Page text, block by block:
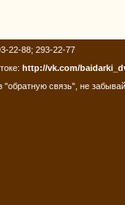
22-88; 293-22-77
http://vk.com/
"обратную связь", не